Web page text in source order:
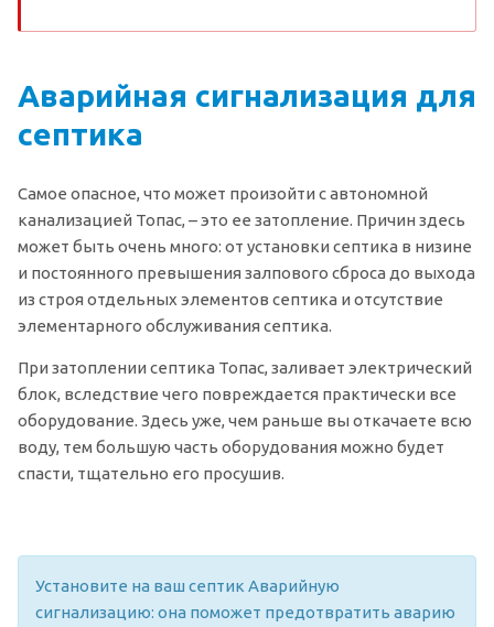
Аварийная сигнализация для
септика
Самое опасное, что может произойти с автономной
канализацией Топас, – это ее затопление. Причин здесь
может быть очень много: от установки септика в низине
и постоянного превышения залпового сброса до выхода
из строя отдельных элементов септика и отсутствие
элементарного обслуживания септика.
При затоплении септика Топас, заливает электрический
блок, вследствие чего повреждается практически все
оборудование. Здесь уже, чем раньше вы откачаете всю
воду, тем большую часть оборудования можно будет
спасти, тщательно его просушив.
Установите на ваш септик Аварийную
сигнализацию: она поможет предотвратить аварию